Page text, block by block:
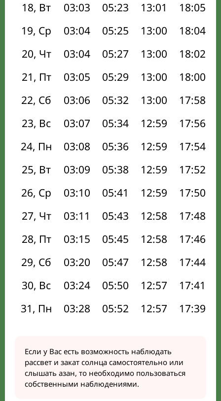
18, Вт
03:03 05:23 13:01 18:05
19, Ср
03:04 05:25 13:00 18:04
20, Чт
03:04 05:27 13:00 18:02
21, Пт
03:05 05:29 13:00 18:00
22, Сб
03:06 05:32 13:00 17:58
23, Вс
03:07 05:34 12:59 17:56
24, Пн
03:08 05:36 12:59 17:54
25, Вт
03:09 05:38 12:59 17:52
26, Ср
03:10 05:41 12:59 17:50
27, Чт
03:11 05:43 12:58 17:48
28, Пт
03:15 05:45 12:58 17:46
29, Сб
03:20 05:47 12:58 17:44
30, Вс
03:24 05:50 12:57 17:41
31, Пн
03:28 05:52 12:57 17:39
Если у Вас есть возможность наблюдать
рассвет и закат солнца самостоятельно или
слышать азан, то необходимо пользоваться
собственными наблюдениями.